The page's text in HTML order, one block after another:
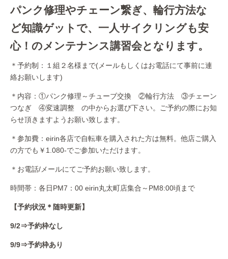
パンク修理やチェーン繋ぎ、輪行方法な
ど知識ゲットで、一人サイクリングも安
心！のメンテナンス講習会となります。
＊予約制：１組２名様まで(メールもしくはお電話にて事前に連
絡お願いします)
＊内容：①パンク修理～チューブ交換 ②輪行方法 ③チェーン
つなぎ ④変速調整 の中からお選び下さい。ご予約の際にお知
らせ頂きますようお願い致します。
＊参加費：eirin各店で自転車を購入された方は無料。他店ご購入
の方でも￥1.080-でご参加いただけます。
＊お電話/メールにてご予約お願い致します。
時間帯：各日PM7：00 eirin丸太町店集合～PM8:00頃まで
【予約状況＊随時更新】
9/2⇒予約枠なし
9/9⇒予約枠あり